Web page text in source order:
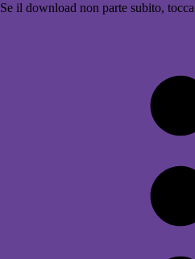
Se il download non parte subito, tocca